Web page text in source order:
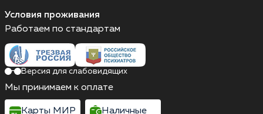
Условия проживания
Работаем по стандартам
Версия для слабовидящих
Мы принимаем к оплате
Карты МИР Наличные